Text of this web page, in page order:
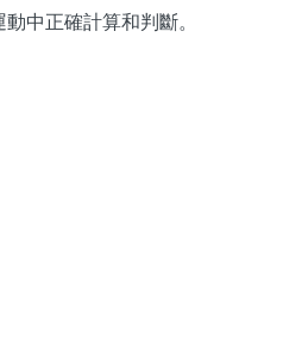
中正確計算和判斷。